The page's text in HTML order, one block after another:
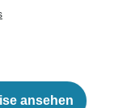
ansehen